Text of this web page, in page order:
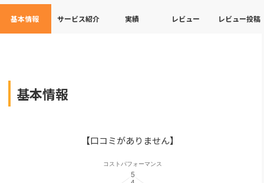
基本情報 サービス紹介 実績 レビュー レビュー投稿
基本情報
【口コミがありません】